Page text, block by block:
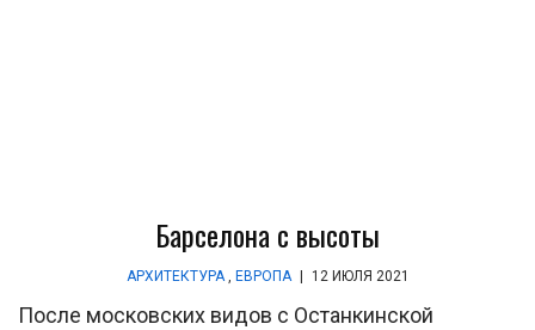
Барселона с высоты
АРХИТЕКТУРА, ЕВРОПА 12 ИЮЛЯ 2021
После московских видов с Останкинской